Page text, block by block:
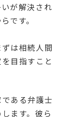
が解決され
です。
は相続人間
目指すこと
ある弁護士
ます。彼ら